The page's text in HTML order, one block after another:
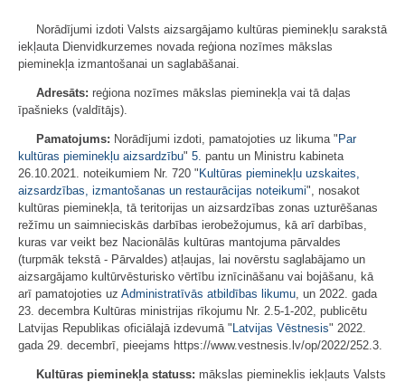
Norādījumi izdoti Valsts aizsargājamo kultūras pieminekļu sarakstā
iekļauta Dienvidkurzemes novada reģiona nozīmes mākslas
pieminekļa izmantošanai un saglabāšanai.
Adresāts: reģiona nozīmes mākslas pieminekļa vai tā daļas
īpašnieks (valdītājs).
Pamatojums: Norādījumi izdoti, pamatojoties uz likuma " Par
kultūras pieminekļu aizsardzību" 5. pantu un Ministru kabineta
26.10.2021. noteikumiem Nr. 720 " Kultūras pieminekļu uzskaites,
aizsardzības, izmantošanas un restaurācijas noteikumi", nosakot
kultūras pieminekļa, tā teritorijas un aizsardzības zonas uzturēšanas
režīmu un saimnieciskās darbības ierobežojumus, kā arī darbības,
kuras var veikt bez Nacionālās kultūras mantojuma pārvaldes
(turpmāk tekstā - Pārvaldes) atļaujas, lai novērstu saglabājamo un
aizsargājamo kultūrvēsturisko vērtību iznīcināšanu vai bojāšanu, kā
arī pamatojoties uz Administratīvās atbildības likumu, un 2022. gada
23. decembra Kultūras ministrijas rīkojumu Nr. 2.5-1-202, publicētu
Latvijas Republikas oficiālajā izdevumā " Latvijas Vēstnesis" 2022.
gada 29. decembrī, pieejams https://www.vestnesis.lv/op/2022/252.3.
Kultūras pieminekļa statuss: mākslas piemineklis iekļauts Valsts